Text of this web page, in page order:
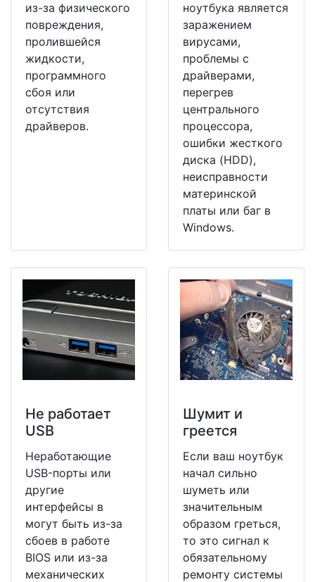
из-за физического
повреждения,
пролившейся
жидкости,
программного
сбоя или
отсутствия
драйверов.
ноутбука является
заражением
вирусами,
проблемы с
драйверами,
перегрев
центрального
процессора,
ошибки жесткого
диска (HDD),
неисправности
материнской
платы или баг в
Windows.
Не работает
USB
Неработающие
USB-порты или
другие
интерфейсы в
могут быть из-за
сбоев в работе
BIOS или из-за
механических
Шумит и
греется
Если ваш ноутбук
начал сильно
шуметь или
значительным
образом греться,
то это сигнал к
обязательному
ремонту системы